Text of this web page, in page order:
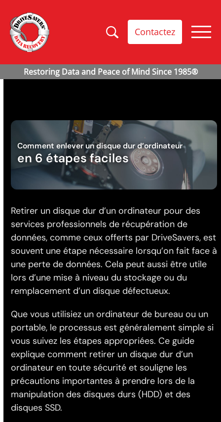
Contactez
Comment enlever un disque dur d’ordinateur
en 6 étapes faciles
Retirer un disque dur d’un ordinateur pour des
services professionnels de récupération de
données, comme ceux offerts par DriveSavers, est
souvent une étape nécessaire lorsqu’on fait face à
une perte de données. Cela peut aussi être utile
lors d’une mise à niveau du stockage ou du
remplacement d’un disque défectueux.
Que vous utilisiez un ordinateur de bureau ou un
portable, le processus est généralement simple si
vous suivez les étapes appropriées. Ce guide
explique comment retirer un disque dur d’un
ordinateur en toute sécurité et souligne les
précautions importantes à prendre lors de la
manipulation des disques durs (HDD) et des
disques SSD.